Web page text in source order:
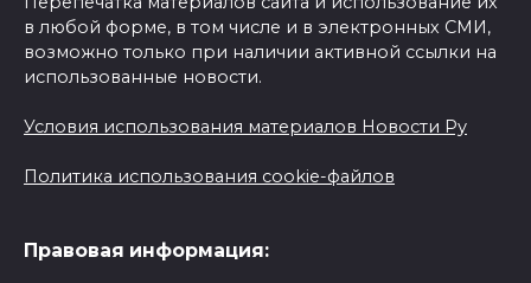
в любой форме, в том числе и в электронных СМИ,
возможно только при наличии активной ссылки на
использованные новости.
Условия использования материалов Новости Ру
Политика использования cookie-файлов
Правовая информация: